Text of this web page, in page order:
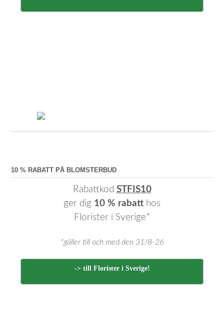
10 % RABATT PÅ BLOMSTERBUD
Rabattkod STFIS10
ger dig 10 % rabatt hos
Florister i Sverige*
*gäller till och med den 31/8-26
-> till Florister i Sverige!